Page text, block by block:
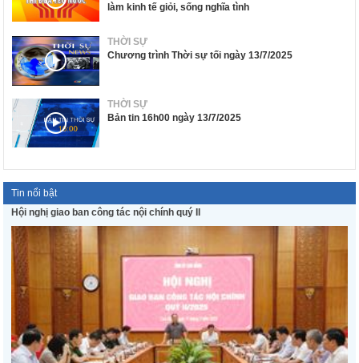
làm kinh tế giỏi, sống nghĩa tình
THỜI SỰ
Chương trình Thời sự tối ngày 13/7/2025
THỜI SỰ
Bản tin 16h00 ngày 13/7/2025
Tin nổi bật
Hội nghị giao ban công tác nội chính quý II